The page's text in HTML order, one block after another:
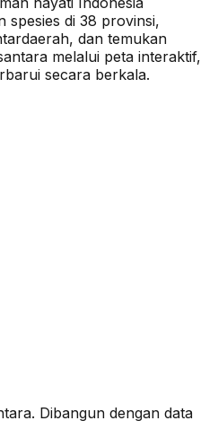
spesies di 38 provinsi,
dan temukan
melalui peta interaktif,
secara berkala.
Dibangun dengan data